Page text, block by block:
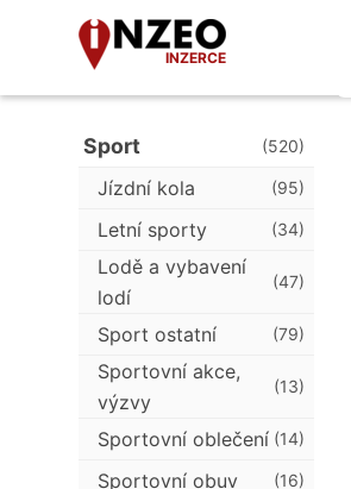
INZERCE
Sport (520)
Jízdní kola (95)
Letní sporty (34)
Lodě a vybavení
lodí
(47)
Sport ostatní (79)
Sportovní akce,
výzvy
(13)
Sportovní oblečení (14)
Sportovní obuv (16)